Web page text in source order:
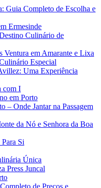
Guia Completo de Escolha e
Ermesinde
Culinário de
Ventura em Amarante e Lixa
Especial
Uma Experiência
com I
em Porto
– Onde Jantar na Passagem
da Nó e Senhora da Boa
Si
Única
Press Juncal
de Preços e